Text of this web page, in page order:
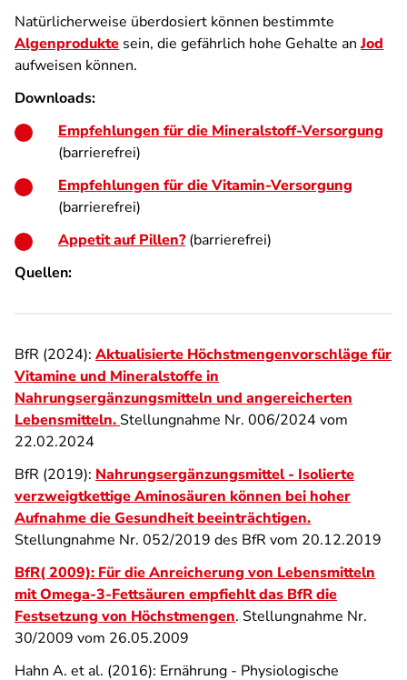
Natürlicherweise überdosiert können bestimmte
Algenprodukte sein, die gefährlich hohe Gehalte anJod
aufweisen können.
Downloads:
Empfehlungen für die Mineralstoff-Versorgung
(barrierefrei)
Empfehlungen für die Vitamin-Versorgung
(barrierefrei)
Appetit auf Pillen?(barrierefrei)
Quellen:
BfR (2024): Aktualisierte Höchstmengenvorschläge für
Vitamine und Mineralstoffe in
Nahrungsergänzungsmitteln und angereicherten
Lebensmitteln. Stellungnahme Nr. 006/2024 vom
22.02.2024
BfR (2019): Nahrungsergänzungsmittel - Isolierte
verzweigtkettige Aminosäuren können bei hoher
Aufnahme die Gesundheit beeinträchtigen.
Stellungnahme Nr. 052/2019 des BfR vom 20.12.2019
BfR( 2009): Für die Anreicherung von Lebensmitteln
mit Omega-3-Fettsäuren empfiehlt das BfR die
Festsetzung von Höchstmengen. Stellungnahme Nr.
30/2009 vom 26.05.2009
Hahn A. et al. (2016): Ernährung - Physiologische